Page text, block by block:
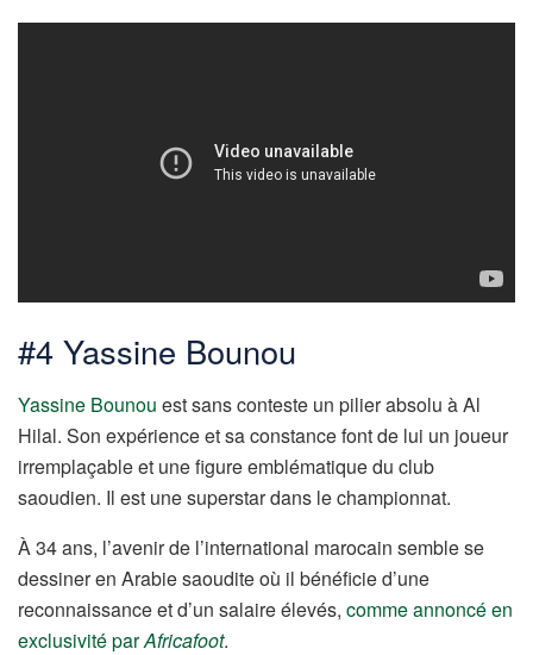
#4 Yassine Bounou
Yassine Bounou est sans conteste un pilier absolu à Al
Hilal. Son expérience et sa constance font de lui un joueur
irremplaçable et une figure emblématique du club
saoudien. Il est une superstar dans le championnat.
À 34 ans, l’avenir de l’international marocain semble se
dessiner en Arabie saoudite où il bénéficie d’une
reconnaissance et d’un salaire élevés, comme annoncé en
exclusivité parAfricafoot.